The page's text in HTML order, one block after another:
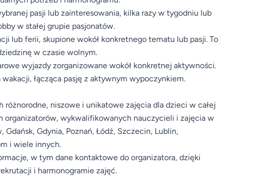
pasji lub zainteresowania, kilka razy w tygodniu lub
w stałej grupie pasjonatów.
lub ferii, skupione wokół konkretnego tematu lub pasji. To
w czasie wolnym.
wyjazdy zorganizowane wokół konkretnej aktywności.
łącząca pasję z aktywnym wypoczynkiem.
niszowe i unikatowe zajęcia dla dzieci w całej
organizatorów, wykwalifikowanych nauczycieli i zajęcia w
Gdynia, Poznań, Łódź, Szczecin, Lublin,
i wiele innych.
w tym dane kontaktowe do organizatora, dzięki
i harmonogramie zajęć.